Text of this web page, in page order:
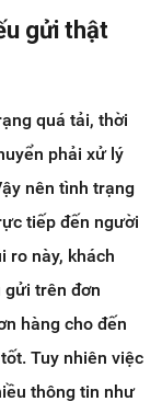
gửi thật
quá tải, thời
phải xử lý
nên tình trạng
tiếp đến người
ro này, khách
gửi trên đơn
hàng cho đến
Tuy nhiên việc
thông tin như